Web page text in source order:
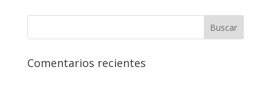
Comentarios recientes